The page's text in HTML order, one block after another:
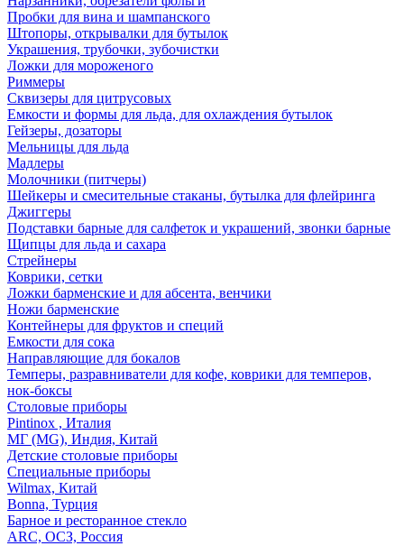
Пробки для вина и шампанского
Штопоры, открывалки для бутылок
Украшения, трубочки, зубочистки
Ложки для мороженого
Риммеры
Сквизеры для цитрусовых
Емкости и формы для льда, для охлаждения бутылок
Гейзеры, дозаторы
Мельницы для льда
Мадлеры
Молочники (питчеры)
Шейкеры и смесительные стаканы, бутылка для флейринга
Джиггеры
Подставки барные для салфеток и украшений, звонки барные
Щипцы для льда и сахара
Стрейнеры
Коврики, сетки
Ложки барменские и для абсента, венчики
Ножи барменские
Контейнеры для фруктов и специй
Емкости для сока
Направляющие для бокалов
Темперы, разравниватели для кофе, коврики для темперов,
нок-боксы
Столовые приборы
Pintinox , Италия
МГ (MG), Индия, Китай
Детские столовые приборы
Специальные приборы
Wilmax, Китай
Bonna, Турция
Барное и ресторанное стекло
ARC, ОСЗ, Россия